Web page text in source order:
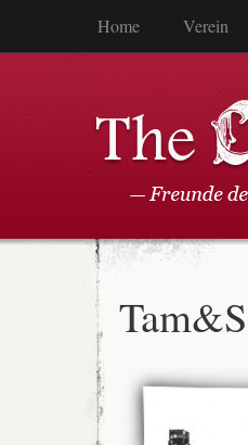
Home Verein